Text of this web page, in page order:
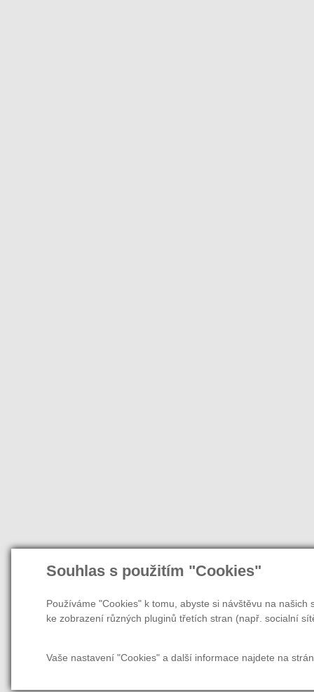
Souhlas s použitím "Cookies"
Používáme "Cookies" k tomu, abyste si návštěvu na
ke zobrazení různých pluginů třetích stran (např. socialní
Vaše nastavení "Cookies" a další informace najdete na